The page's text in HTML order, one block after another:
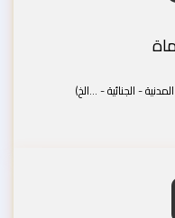
- الجنائية - ...الخ)